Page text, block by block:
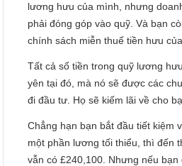
lương hưu của mình, nhưng
phải đóng góp vào quỹ. Và bạn
chính sách miễn thuế tiền hưu
Tất cả số tiền trong quỹ lương
yên tại đó, mà nó sẽ được các
đi đầu tư. Họ sẽ kiếm lãi về cho
Chẳng hạn bạn bắt đầu tiết kiệm
một phần lương tối thiểu, thì đến
vẫn có £240,100. Nhưng nếu